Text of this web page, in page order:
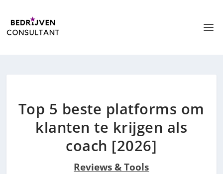
Top 5 beste platforms om
klanten te krijgen als
coach [2026]
Reviews & Tools